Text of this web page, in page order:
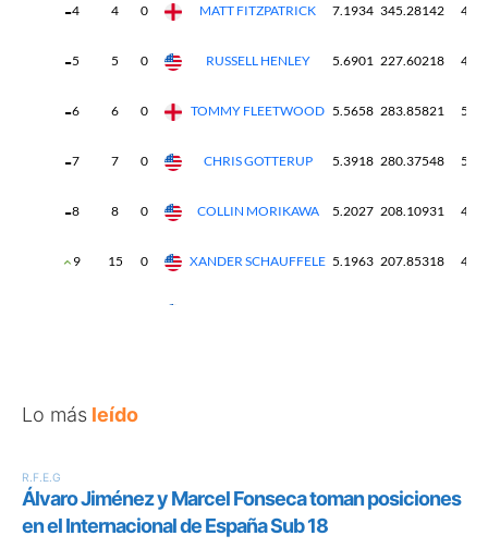
Lo más leído